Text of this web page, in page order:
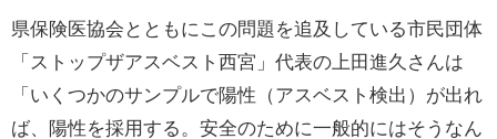
県保険医協会とともにこの問題を追及している市民団体
「ストップザアスベスト西宮」代表の上田進久さんは
「いくつかのサンプルで陽性（アスベスト検出）が出れ
ば、陽性を採用する。安全のために一般的にはそうなん